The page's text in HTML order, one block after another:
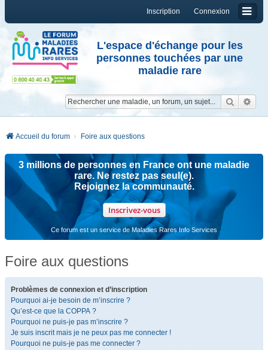
Connexion
Inscription
L'espace d'échange pour les
personnes touchées par une
maladie rare
Accueil du forum Foire aux questions
3 millions de personnes en France ont une maladie
rare. Ne restez pas seul(e).
Rejoignez la communauté.
Inscrivez-vous
Ce forum est un service de Maladies Rares Info Services
Foire aux questions
Problèmes de connexion et d’inscription
Pourquoi ai-je besoin de m’inscrire ?
Qu’est-ce que la COPPA ?
Pourquoi ne puis-je pas m’inscrire ?
Je suis inscrit mais je ne peux pas me connecter !
Pourquoi ne puis-je pas me connecter ?